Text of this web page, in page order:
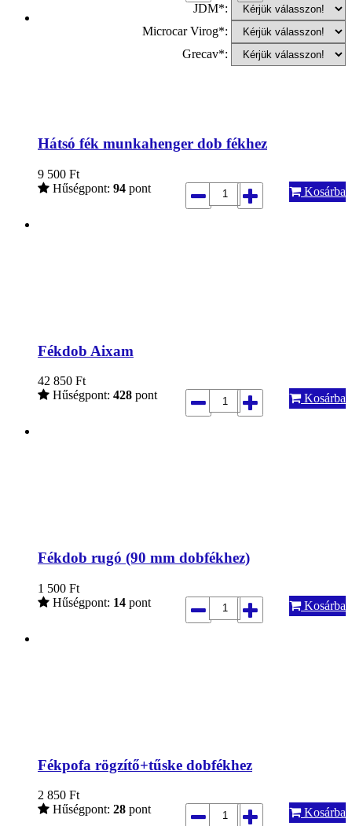
JDM*:
Microcar Virog*:
Grecav*:
Hátsó fék munkahenger dob fékhez
9 500 Ft
Hűségpont: 94 pont Kosárba
Fékdob Aixam
42 850 Ft
Hűségpont: 428 pont Kosárba
Fékdob rugó (90 mm dobfékhez)
1 500 Ft
Hűségpont: 14 pont Kosárba
Fékpofa rögzítő+tűske dobfékhez
2 850 Ft
Hűségpont: 28 pont Kosárba